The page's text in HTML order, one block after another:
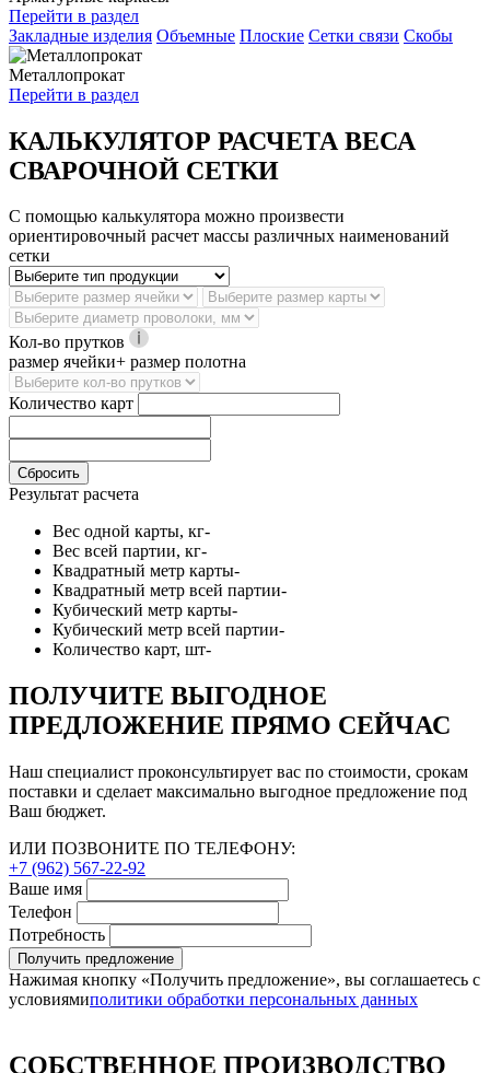
Перейти в раздел
Закладные изделия Объемные Плоские Сетки связи Скобы
Металлопрокат
Перейти в раздел
КАЛЬКУЛЯТОР РАСЧЕТА ВЕСА
СВАРОЧНОЙ СЕТКИ
С помощью калькулятора можно произвести
ориентировочный расчет массы различных наименований
сетки
Кол-во прутков
размер ячейки+ размер полотна
Количество карт
Сбросить
Результат расчета
Вес одной карты, кг-
Вес всей партии, кг-
Квадратный метр карты-
Квадратный метр всей партии-
Кубический метр карты-
Кубический метр всей партии-
Количество карт, шт-
ПОЛУЧИТЕ ВЫГОДНОЕ
ПРЕДЛОЖЕНИЕ ПРЯМО СЕЙЧАС
Наш специалист проконсультирует вас по стоимости, срокам
поставки и сделает максимально выгодное предложение под
Ваш бюджет.
ИЛИ ПОЗВОНИТЕ ПО ТЕЛЕФОНУ:
+7 (962) 567-22-92
Ваше имя
Телефон
Потребность
Получить предложение
Нажимая кнопку «Получить предложение», вы соглашаетесь с
условиямиполитики обработки персональных данных
СОБСТВЕННОЕ ПРОИЗВОДСТВО